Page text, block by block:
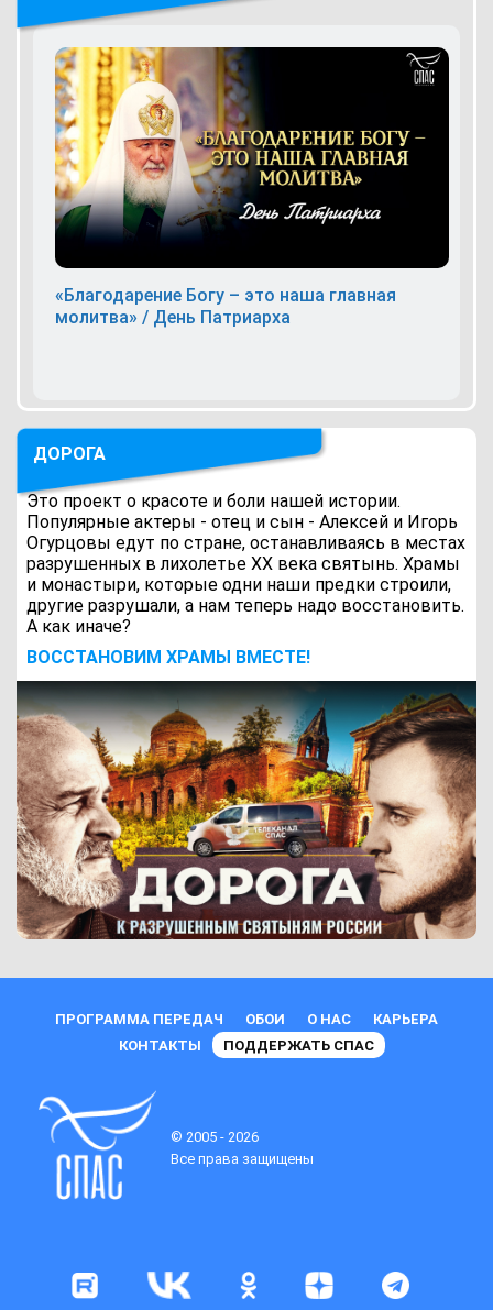
«Благодарение Богу – это наша главная
молитва» / День Патриарха
ДОРОГА
Это проект о красоте и боли нашей истории.
Популярные актеры - отец и сын - Алексей и Игорь
Огурцовы едут по стране, останавливаясь в местах
разрушенных в лихолетье ХХ века святынь. Храмы
и монастыри, которые одни наши предки строили,
другие разрушали, а нам теперь надо восстановить.
А как иначе?
ВОCСТАНОВИМ ХРАМЫ ВМЕСТЕ!
ПРОГРАММА ПЕРЕДАЧ ОБОИ О НАС
КАРЬЕРА
КОНТАКТЫ
ПОДДЕРЖАТЬ СПАС
© 2005 - 2026
Все права защищены